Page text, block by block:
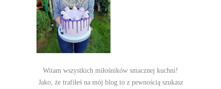
Witam wszystkich miłośników smacznej kuchni!
Jako, że trafiłeś na mój blog to z pewnością szukasz